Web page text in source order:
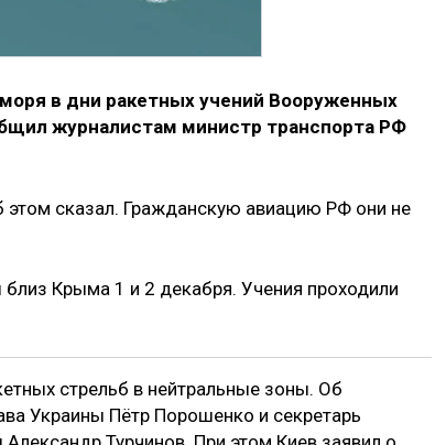
в дни ракетных учений Вооруженных
журналистам министр транспорта РФ
сказал. Гражданскую авиацию РФ они не
Крыма 1 и 2 декабря. Учения проходили
стрельб в нейтральные зоны. Об
Украины Пётр Порошенко и секретарь